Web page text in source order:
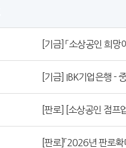
[기금] 「소상공인 희
[기금] IBK기업은행 -
[판로] [소상공인 점프
[판로]「2026년 판로